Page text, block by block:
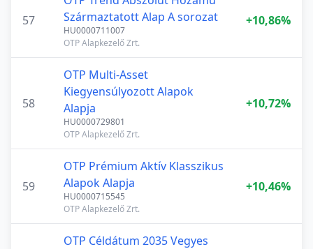
57
Származtatott Alap A sorozat
HU0000711007
OTP Alapkezelő Zrt.
+10,86%
58
OTP Multi-Asset
Kiegyensúlyozott Alapok
Alapja
HU0000729801
OTP Alapkezelő Zrt.
+10,72%
59
OTP Prémium Aktív Klasszikus
Alapok Alapja
HU0000715545
OTP Alapkezelő Zrt.
+10,46%
OTP Céldátum 2035 Vegyes